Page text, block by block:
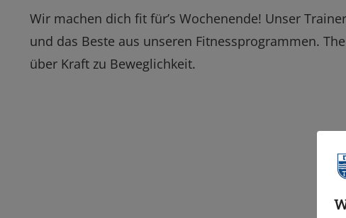
Wir machen dich fit für’s Wochenende! Unser
und das Beste aus unseren Fitnessprogrammen.
über Kraft zu Beweglichkeit.